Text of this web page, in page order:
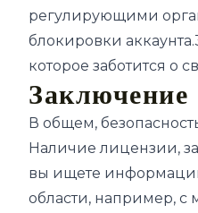
регулирующими
блокировки
которое заботится о
Заключение
В общем,
Наличие лицензии,
вы ищете информацию
области, например, с